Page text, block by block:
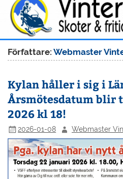
Författare:Webmaster
Kylan håller i sig i
Årsmötesdatum blir
2026 kl 18!
2026-01-08 Webmaster